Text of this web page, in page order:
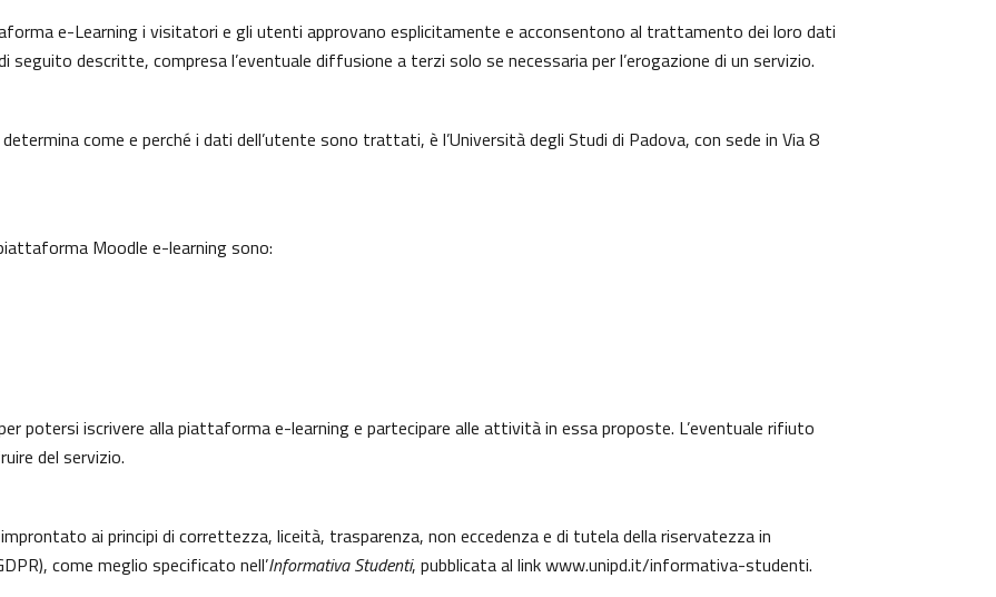
e-Learning i visitatori e gli utenti approvano esplicitamente e acconsentono al trattamento dei loro dati
seguito descritte, compresa l’eventuale diffusione a terzi solo se necessaria per l’erogazione di un servizio.
come e perché i dati dell’utente sono trattati, è l’Università degli Studi di Padova, con sede in Via 8
Moodle e-learning sono:
potersi iscrivere alla piattaforma e-learning e partecipare alle attività in essa proposte. L’eventuale rifiuto
del servizio.
ai principi di correttezza, liceità, trasparenza, non eccedenza e di tutela della riservatezza in
come meglio specificato nell’Informativa Studenti, pubblicata al linkwww.unipd.it/informativa-studenti.